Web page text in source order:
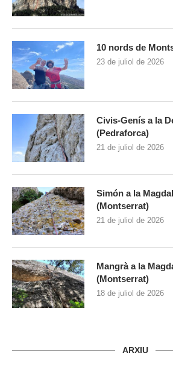
10 nords de
23 de juliol de 2026
Civis-Genís a la
(Pedraforca)
21 de juliol de 2026
Simón a la
(Montserrat)
21 de juliol de 2026
Mangrà a la
(Montserrat)
18 de juliol de 2026
ARXIU